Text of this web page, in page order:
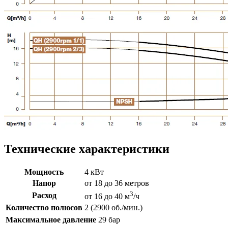
Технические характеристики
Мощность
4 кВт
Напор
от 18 до 36 метров
Расход
от 16 до 40 м3/ч
Количество полюсов 2 (2900 об./мин.)
Максимальное давление 29 бар